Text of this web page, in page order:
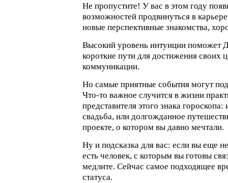
Не пропустите! У вас в этом году
возможностей продвинуться в
новые перспективные знакомства,
Высокий уровень интуиции поможет
короткие пути для достижения своих
коммуникации.
Но самые приятные события могут
Что-то важное случится в жизни
представителя этого знака
свадьба, или долгожданное
проекте, о котором вы давно мечтали.
Ну и подсказка для вас: если вы еще
есть человек, с которым вы готовы
медлите. Сейчас самое подходящее
статуса.